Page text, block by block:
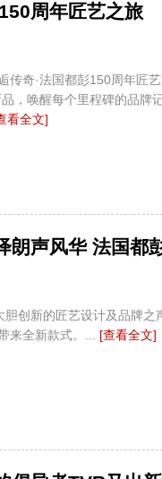
周年匠艺之旅
传奇·法国都彭150周年匠
，唤醒每个里程碑的品牌
看全文]
朗声风华 法国都
创新的匠艺设计及品牌之
来全新款式。... [查看全文]